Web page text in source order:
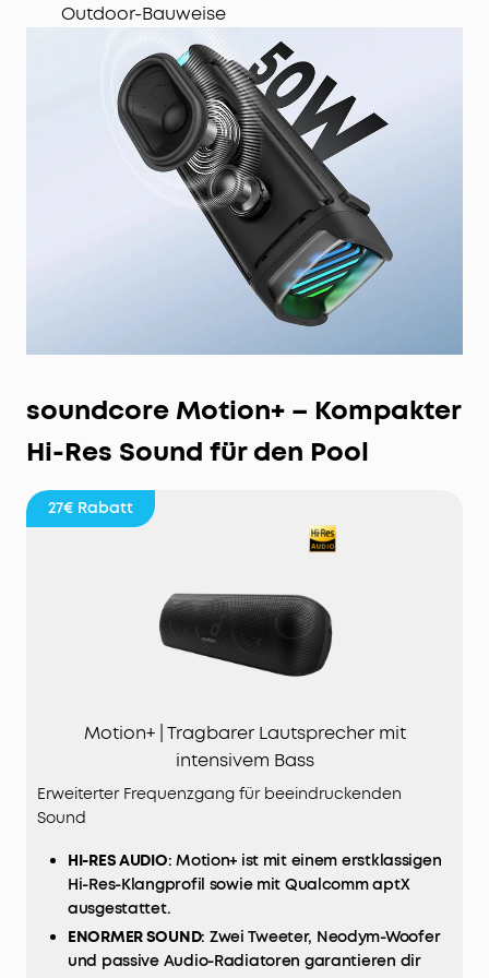
Outdoor-Bauweise
soundcore Motion+ – Kompakter
Hi-Res Sound für den Pool
27€ Rabatt
Motion+ | Tragbarer Lautsprecher mit
intensivem Bass
Erweiterter Frequenzgang für beeindruckenden
Sound
HI-RES AUDIO: Motion+ ist mit einem erstklassigen
Hi-Res-Klangprofil sowie mit Qualcomm aptX
ausgestattet.
ENORMER SOUND: Zwei Tweeter, Neodym-Woofer
und passive Audio-Radiatoren garantieren dir